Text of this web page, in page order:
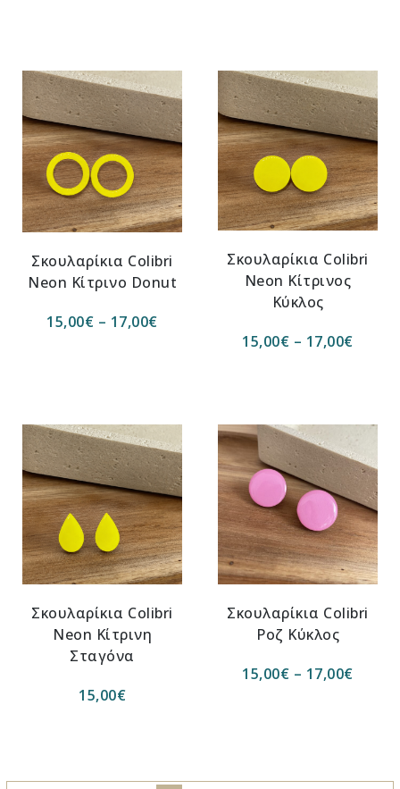
Σκουλαρίκια Colibri
Neon Κίτρινο Donut
15,00€ – 17,00€
Σκουλαρίκια Colibri
Νeon Κίτρινος
Κύκλος
15,00€ – 17,00€
Σκουλαρίκια Colibri
Neon Κίτρινη
Σταγόνα
15,00€
Σκουλαρίκια Colibri
Ροζ Κύκλος
15,00€ – 17,00€